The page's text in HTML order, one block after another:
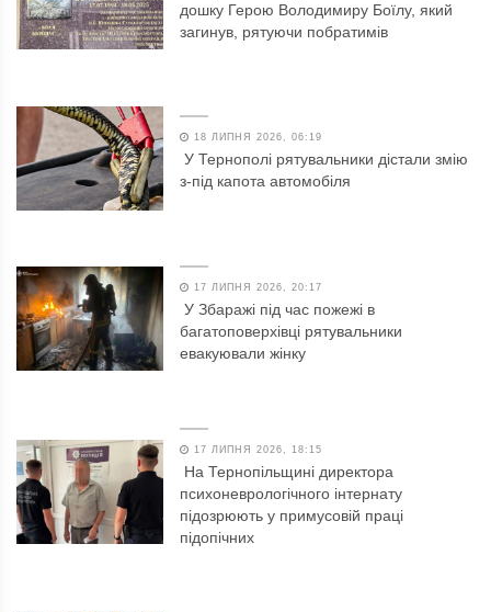
дошку Герою Володимиру Боїлу, який
загинув, рятуючи побратимів
18 ЛИПНЯ 2026, 06:19
У Тернополі рятувальники дістали змію
з-під капота автомобіля
17 ЛИПНЯ 2026, 20:17
У Збаражі під час пожежі в
багатоповерхівці рятувальники
евакуювали жінку
17 ЛИПНЯ 2026, 18:15
На Тернопільщині директора
психоневрологічного інтернату
підозрюють у примусовій праці
підопічних